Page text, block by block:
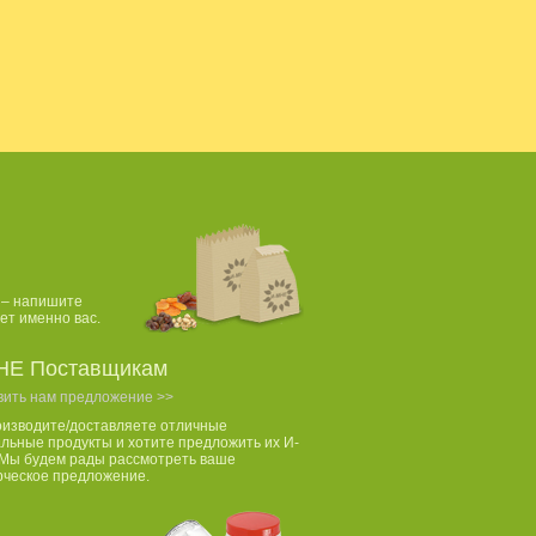
напишите
именно вас.
Поставщикам
нам предложение >>
доставляете отличные
продукты и хотите предложить их И-
будем рады рассмотреть ваше
предложение.